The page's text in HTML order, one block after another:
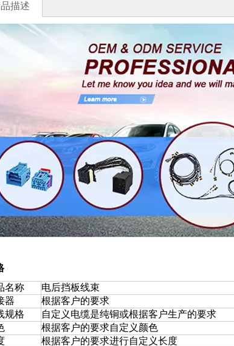
描述
名称
电后挡板线束
器
根据客户的要求
规格
自定义电缆是纯铜或根据客户生产的要求
根据客户的要求自定义颜色
根据客户的要求进行自定义长度